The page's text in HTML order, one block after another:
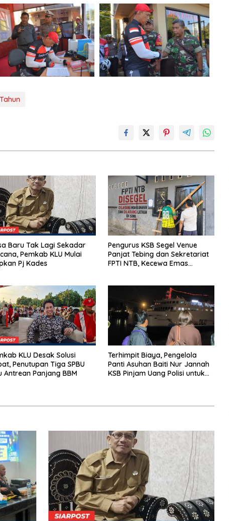
Tahun
Baru Tak Lagi Sekadar
Pemkab KLU Mulai
Pj Kades
Pengurus KSB Segel Venue
Panjat Tebing dan Sekretariat
FPTI NTB, Kecewa Emas
KLU Desak Solusi
Penutupan Tiga SPBU
Antrean Panjang BBM
Terhimpit Biaya, Pengelola
Panti Asuhan Baiti Nur Jannah
KSB Pinjam Uang Polisi untuk